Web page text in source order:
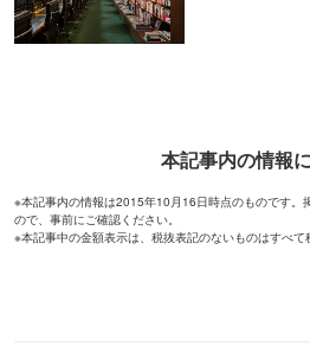
本記事内の情報
※本記事内の情報は2015年10月16日時点のものです。
ので、事前にご確認ください。
※本記事中の金額表示は、税抜表記のないものはすべて